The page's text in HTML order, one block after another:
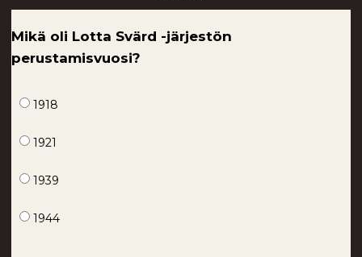
Mikä oli Lotta Svärd -järjestön
perustamisvuosi?
1918
1921
1939
1944